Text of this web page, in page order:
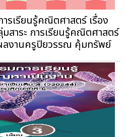
เรียนรู้คณิตศาสตร์ เรื่อง
สาระ การเรียนรู้คณิตศาสตร์
งานครูปิยวรรณ คุ้มทรัพย์